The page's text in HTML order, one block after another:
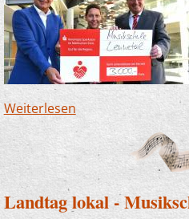
Weiterlesen über Musikschule
für die
Landtag lokal -